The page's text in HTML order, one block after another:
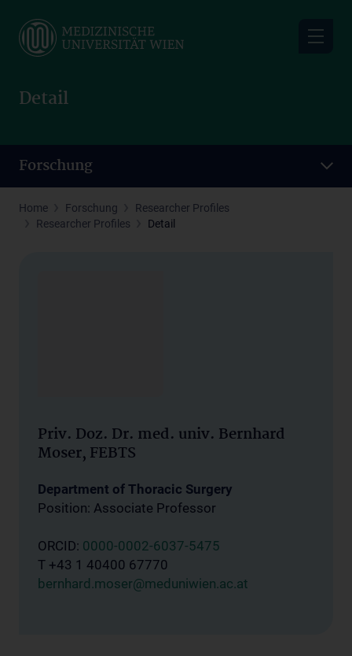
main
Detail
Forschung
Home Forschung
Researcher Profiles
Researcher Profiles
Detail
Priv. Doz. Dr. med. univ. Bernhard
Moser, FEBTS
Department of Thoracic Surgery
Position: Associate Professor
ORCID: 0000-0002-6037-5475
T +43 1 40400 67770
bernhard.moser@meduniwien.ac.at